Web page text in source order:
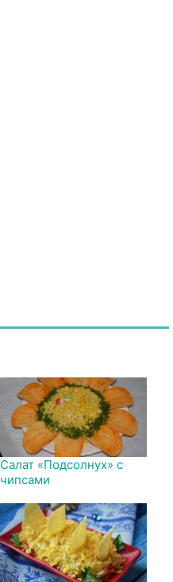
Салат «Подсолнух» с
чипсами